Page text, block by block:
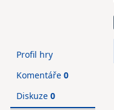
Profil hry
Komentáře 0
Diskuze 0